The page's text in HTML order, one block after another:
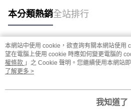
本分類熱銷全站排行
熱門標籤
本網站中使用 cookie，欲查詢有關本網站使用
望在電腦上使用 cookie 時應如何變更電腦的
權條款 」之 Cookie 聲明。您繼續使用本網站
用條款之 Cookie 聲明使用 cookie。
了解更多 >
我知道了